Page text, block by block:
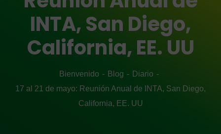
INTA, San Diego,
California, EE. UU
Bienvenido Blog
Diario
17 al 21 de mayo: Reunión Anual de INTA, San Diego,
California, EE. UU